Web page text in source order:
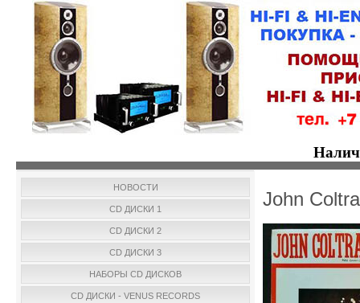
НОВОСТИ
CD ДИСКИ 1
CD ДИСКИ 2
CD ДИСКИ 3
НАБОРЫ CD ДИСКОВ
CD ДИСКИ - VENUS RECORDS
John